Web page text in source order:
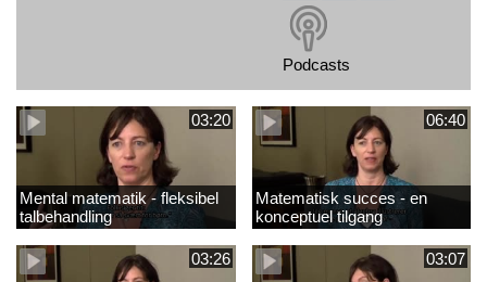
Podcasts
03:20
Mental matematik - fleksibel
talbehandling
06:40
Matematisk succes - en
konceptuel tilgang
03:26 03:07